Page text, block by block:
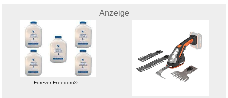
Anzeige
Forever Freedom®...